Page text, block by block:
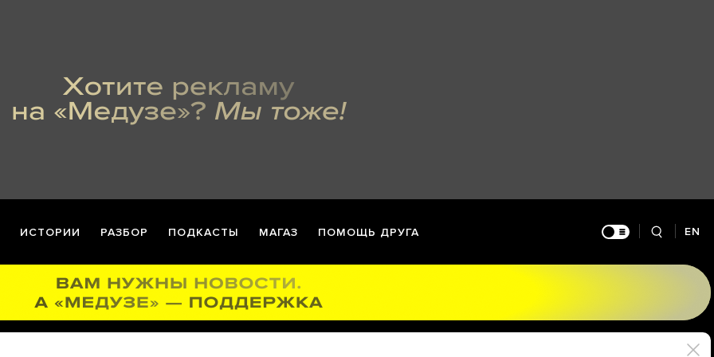
ИСТОРИИ РАЗБОР ПОДКАСТЫ МАГАЗ ПОМОЩЬ ДРУГА EN